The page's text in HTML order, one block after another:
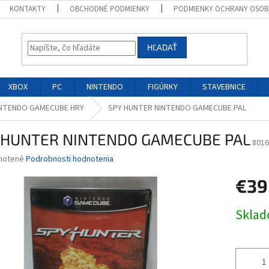
KONTAKTY OBCHODNÉ PODMIENKY PODMIENKY OCHRANY
HĽADAŤ
XBOX PC NINTENDO FIGÚRKY STAVEBNICE
GAMECUBE HRY SPY HUNTER NINTENDO GAMECUBE PAL
NINTENDO GAMECUBE PAL
Podrobnosti hodnotenia
€39
cena: